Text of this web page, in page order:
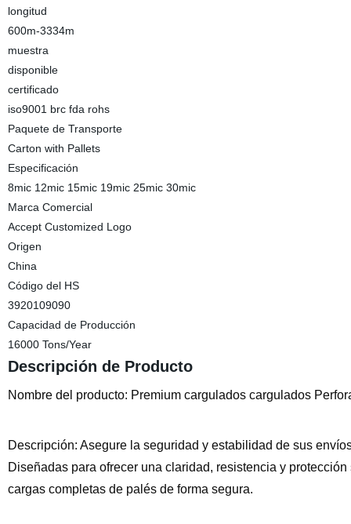
longitud
600m-3334m
muestra
disponible
certificado
iso9001 brc fda rohs
Paquete de Transporte
Carton with Pallets
Especificación
8mic 12mic 15mic 19mic 25mic 30mic
Marca Comercial
Accept Customized Logo
Origen
China
Código del HS
3920109090
Capacidad de Producción
16000 Tons/Year
Descripción de Producto
Nombre del producto: Premium cargulados cargulados
Descripción: Asegure la seguridad y estabilidad de sus
Diseñadas para ofrecer una claridad, resistencia y
cargas completas de palés de forma segura.